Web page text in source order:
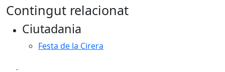
Contingut relacionat
Ciutadania
Festa de la Cirera